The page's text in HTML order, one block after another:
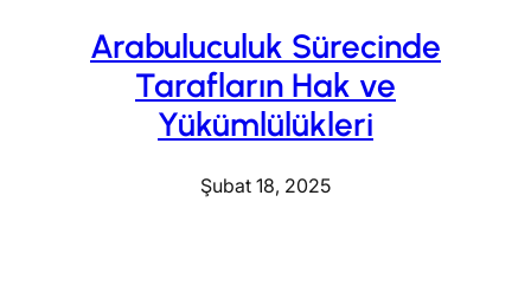
Arabuluculuk Sürecinde
Tarafların Hak ve
Yükümlülükleri
Şubat 18, 2025